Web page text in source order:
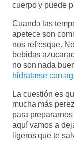
cuerpo y puede
Cuando las
apetece son
nos refresque.
bebidas
no son nada
hidratarse con
La cuestión es
mucha más
para
aquí vamos a
ligeros que te